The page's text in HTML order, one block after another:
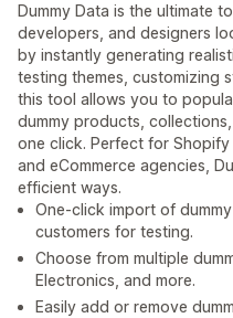
Dummy Data is the ultimate
developers, and designers
by instantly generating
testing themes, customizing
this tool allows you to
dummy products,
one click. Perfect for
and eCommerce agencies,
efficient ways.
One-click import of
customers for testing.
Choose from multiple
Electronics, and more.
Easily add or remove